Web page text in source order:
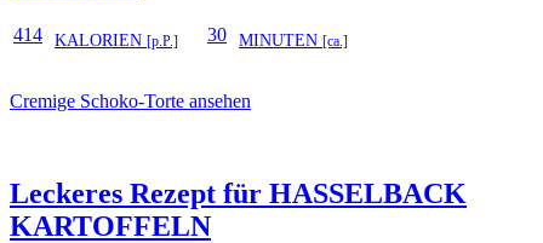
414 KALORIEN [p.P.] 30 MINUTEN [ca.]
Cremige Schoko-Torte ansehen
Leckeres Rezept für HASSELBACK
KARTOFFELN